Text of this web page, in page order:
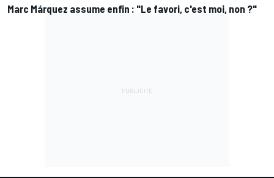
Marc Márquez assume enfin : "Le favori, c'est moi, non ?"